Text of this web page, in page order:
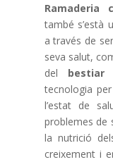
Ramaderia
també s’està
a través de
seva salut,
del bestiar
tecnologia
l’estat de
problemes de
la nutrició
creixement i